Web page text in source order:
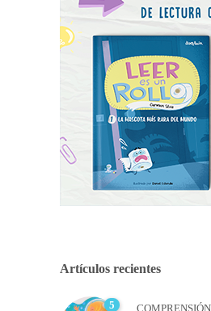
Artículos recientes
5